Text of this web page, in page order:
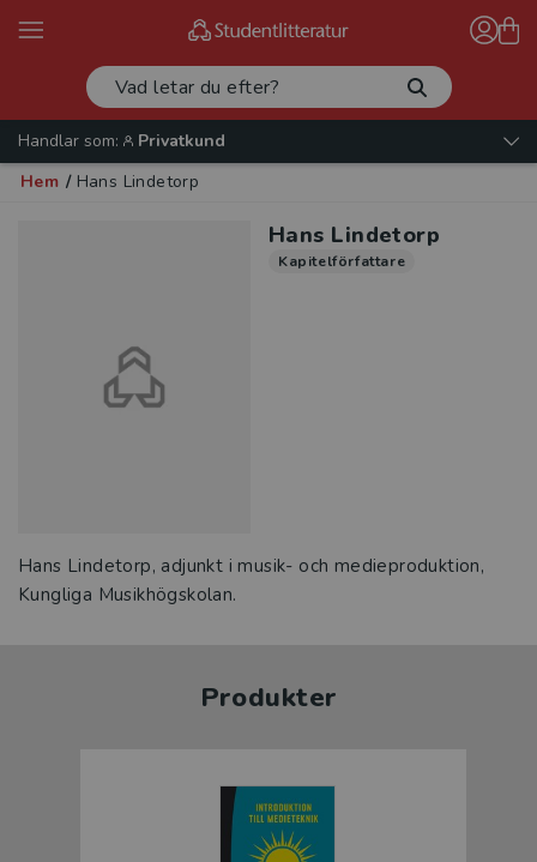
Handlar som:
Privatkund
Hem / Hans Lindetorp
Hans Lindetorp
Kapitelförfattare
Hans Lindetorp, adjunkt i musik- och medieproduktion,
Kungliga Musikhögskolan.
Produkter